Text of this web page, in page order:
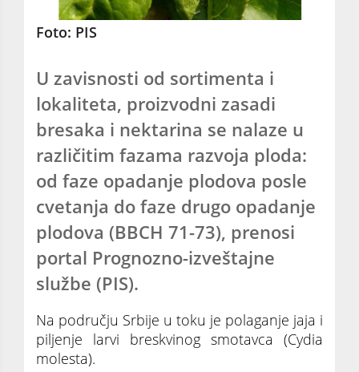
Foto: PIS
U zavisnosti od sortimenta i
lokaliteta, proizvodni zasadi
bresaka i nektarina se nalaze u
različitim fazama razvoja ploda:
od faze opadanje plodova posle
cvetanja do faze drugo opadanje
plodova (BBCH 71-73), prenosi
portal Prognozno-izveštajne
službe (PIS).
Na području Srbije u toku je polaganje jaja i
piljenje larvi breskvinog smotavca (Cydia
molesta).